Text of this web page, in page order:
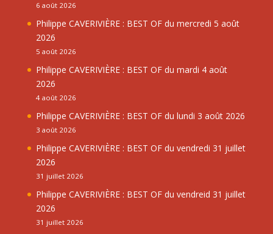
6 août 2026
Philippe CAVERIVIÈRE : BEST OF du mercredi 5 août
2026
5 août 2026
Philippe CAVERIVIÈRE : BEST OF du mardi 4 août
2026
4 août 2026
Philippe CAVERIVIÈRE : BEST OF du lundi 3 août 2026
3 août 2026
Philippe CAVERIVIÈRE : BEST OF du vendredi 31 juillet
2026
31 juillet 2026
Philippe CAVERIVIÈRE : BEST OF du vendreid 31 juillet
2026
31 juillet 2026